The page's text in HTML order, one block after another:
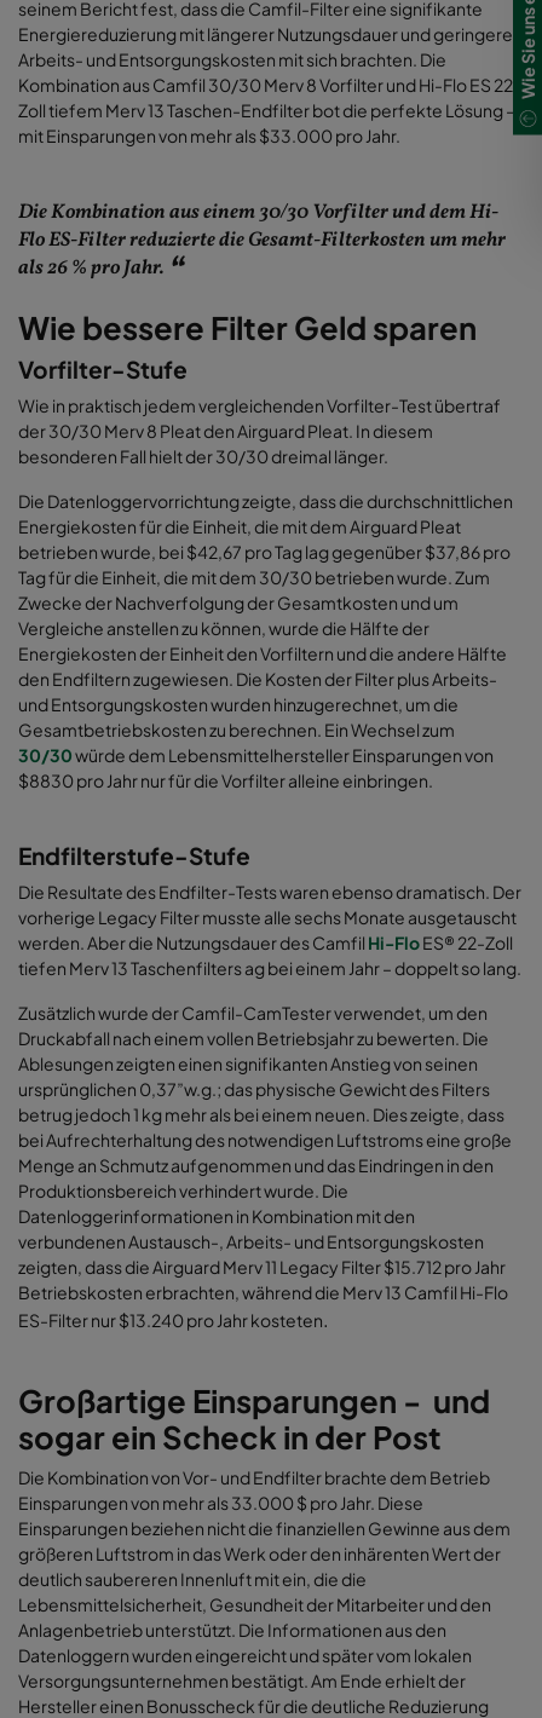
seinem Bericht fest, dass die Camfil-Filter eine signifikante
Energiereduzierung mit längerer Nutzungsdauer und geringeren
Arbeits- und Entsorgungskosten mit sich brachten. Die
Kombination aus Camfil 30/30 Merv 8 Vorfilter und Hi-Flo ES 22-
Zoll tiefem Merv 13 Taschen-Endfilter bot die perfekte Lösung –
mit Einsparungen von mehr als $33.000 pro Jahr.
Die Kombination aus einem 30/30 Vorfilter und dem Hi-
Flo ES-Filter reduzierte die Gesamt-Filterkosten um mehr
als 26 % pro Jahr.
Wie bessere Filter Geld sparen
Vorfilter-Stufe
Wie in praktisch jedem vergleichenden Vorfilter-Test übertraf
der 30/30 Merv 8 Pleat den Airguard Pleat. In diesem
besonderen Fall hielt der 30/30 dreimal länger.
Die Datenloggervorrichtung zeigte, dass die durchschnittlichen
Energiekosten für die Einheit, die mit dem Airguard Pleat
betrieben wurde, bei $42,67 pro Tag lag gegenüber $37,86 pro
Tag für die Einheit, die mit dem 30/30 betrieben wurde. Zum
Zwecke der Nachverfolgung der Gesamtkosten und um
Vergleiche anstellen zu können, wurde die Hälfte der
Energiekosten der Einheit den Vorfiltern und die andere Hälfte
den Endfiltern zugewiesen. Die Kosten der Filter plus Arbeits-
und Entsorgungskosten wurden hinzugerechnet, um die
Gesamtbetriebskosten zu berechnen. Ein Wechsel zum
30/30würde dem Lebensmittelhersteller Einsparungen von
$8830 pro Jahr nur für die Vorfilter alleine einbringen.
Endfilterstufe-Stufe
Die Resultate des Endfilter-Tests waren ebenso dramatisch. Der
vorherige Legacy Filter musste alle sechs Monate ausgetauscht
werden. Aber die Nutzungsdauer desCamfil Hi-FloES® 22-Zoll
tiefen Merv 13 Taschenfiltersag bei einem Jahr – doppelt so lang.
Zusätzlich wurde der Camfil-CamTester verwendet, um den
Druckabfall nach einem vollen Betriebsjahr zu bewerten. Die
Ablesungen zeigten einen signifikanten Anstieg von seinen
ursprünglichen 0,37”w.g.; das physische Gewicht des Filters
betrug jedoch 1 kg mehr als bei einem neuen. Dies zeigte, dass
bei Aufrechterhaltung des notwendigen Luftstroms eine große
Menge an Schmutz aufgenommen und das Eindringen in den
Produktionsbereich verhindert wurde. Die
Datenloggerinformationen in Kombination mit den
verbundenen Austausch-, Arbeits- und Entsorgungskosten
zeigten, dass die Airguard Merv 11 Legacy Filter $15.712 pro Jahr
Betriebskosten erbrachten, während die Merv 13 Camfil Hi-Flo
ES-Filter nur $13.240 pro Jahr kosteten.
Großartige Einsparungen - und
sogar ein Scheck in der Post
Die Kombination von Vor- und Endfilter brachte dem Betrieb
Einsparungen von mehr als 33.000 $ pro Jahr. Diese
Einsparungen beziehen nicht die finanziellen Gewinne aus dem
größeren Luftstrom in das Werk oder den inhärenten Wert der
deutlich saubereren Innenluft mit ein, die die
Lebensmittelsicherheit, Gesundheit der Mitarbeiter und den
Anlagenbetrieb unterstützt. Die Informationen aus den
Datenloggern wurden eingereicht und später vom lokalen
Versorgungsunternehmen bestätigt. Am Ende erhielt der
Hersteller einen Bonusscheck für die deutliche Reduzierung